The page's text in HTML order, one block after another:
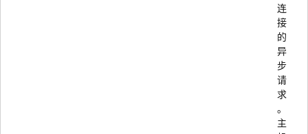
连
接
的
异
步
请
求
。
主